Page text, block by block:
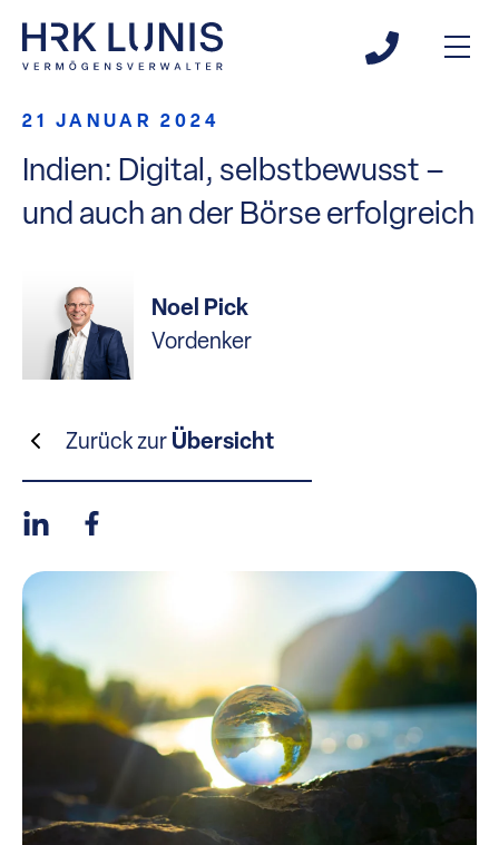
21 JANUAR 2024
Indien: Digital, selbstbewusst –
und auch an der Börse erfolgreich
Noel Pick
Vordenker
Zurück zur Übersicht